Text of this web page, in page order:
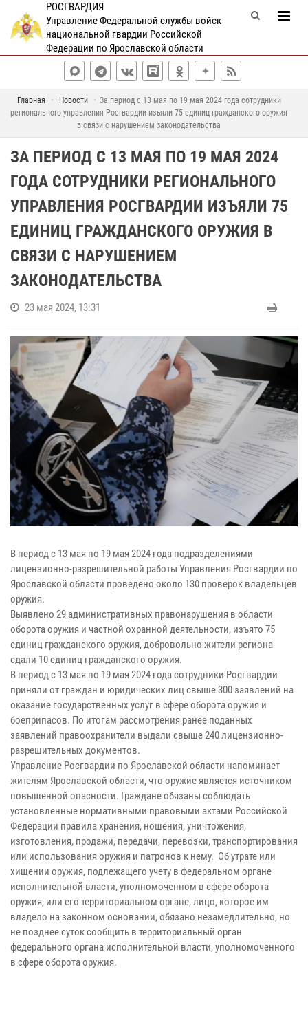
РОСГВАРДИЯ
Управление Федеральной службы войск
национальной гвардии Российской
Федерации по Ярославской области
Главная Новости
За период с 13 мая по 19 мая 2024 года сотрудники
регионального управления Росгвардии изъяли 75 единиц гражданского оружия
в связи с нарушением законодательства
ЗА ПЕРИОД С 13 МАЯ ПО 19 МАЯ 2024
ГОДА СОТРУДНИКИ РЕГИОНАЛЬНОГО
УПРАВЛЕНИЯ РОСГВАРДИИ ИЗЪЯЛИ 75
ЕДИНИЦ ГРАЖДАНСКОГО ОРУЖИЯ В
СВЯЗИ С НАРУШЕНИЕМ
ЗАКОНОДАТЕЛЬСТВА
23 мая 2024, 13:31
В период с 13 мая по 19 мая 2024 года подразделениями
лицензионно-разрешительной работы Управления Росгвардии по
Ярославской области проведено около 130 проверок владельцев
оружия.
Выявлено 29 административных правонарушения в области
оборота оружия и частной охранной деятельности, изъято 75
единиц гражданского оружия, добровольно жители региона
сдали 10 единиц гражданского оружия.
В период с 13 мая по 19 мая 2024 года сотрудники Росгвардии
приняли от граждан и юридических лиц свыше 300 заявлений на
оказание государственных услуг в сфере оборота оружия и
боеприпасов. По итогам рассмотрения ранее поданных
заявлений правоохранители выдали свыше 240 лицензионно-
разрешительных документов.
Управление Росгвардии по Ярославской области напоминает
жителям Ярославской области, что оружие является источником
повышенной опасности. Граждане обязаны соблюдать
установленные нормативными правовыми актами Российской
Федерации правила хранения, ношения, уничтожения,
изготовления, продажи, передачи, перевозки, транспортирования
или использования оружия и патронов к нему. Об утрате или
хищении оружия, подлежащего учету в федеральном органе
исполнительной власти, уполномоченном в сфере оборота
оружия, или его территориальном органе, лицо, которое им
владело на законном основании, обязано незамедлительно, но
не позднее суток сообщить в территориальный орган
федерального органа исполнительной власти, уполномоченного
в сфере оборота оружия.